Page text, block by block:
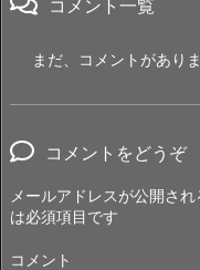
コメント一覧
まだ、コメントがあり
コメントをどうぞ
メールアドレスが公開され
は必須項目です
コメント